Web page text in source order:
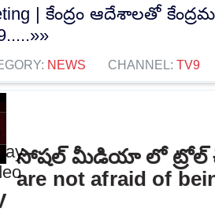
| కేంద్రం ఆదేశాలతో
NEWS CHANNEL: TV9
సోషల్ మీడియా లో ట్రోల్
are not afraid of